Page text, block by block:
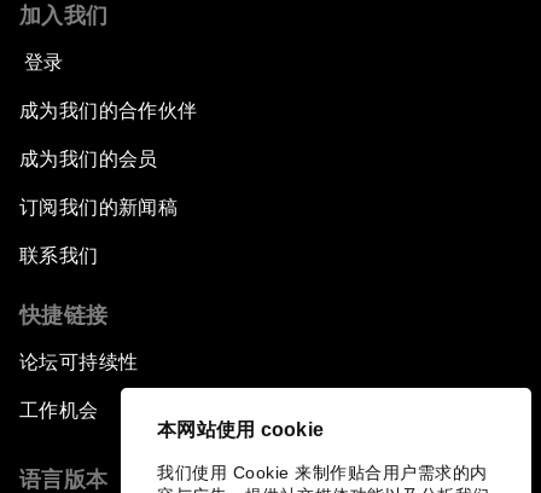
本网站使用 cookie
我们使用 Cookie 来制作贴合用户需求的内
加入我们
登录
成为我们的合作伙伴
成为我们的会员
订阅我们的新闻稿
联系我们
快捷链接
论坛可持续性
工作机会
语言版本